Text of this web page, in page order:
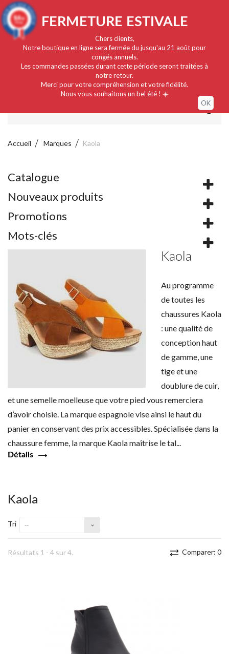
Français
FERMETURE ESTIVALE
Chers clients,
Notre boutique en ligne sera fermée du jusqu'au 21 août pour
congés annuels.
Les commandes passées durant cette période seront traitées à
notre retour.
Merci pour votre compréhension et votre fidélité.
Nous vous souhaitons un bel été ! ☀️
OK
Accueil Marques Kaola
Catalogue
Nouveaux produits
Promotions
Mots-clés
Kaola
Au programme
de toutes les
chaussures Kaola
: une qualité de
conception haut
de gamme, une
tige et une
doublure de cuir,
et une semelle moelleuse que votre pied vous remerciera
d’avoir choisie. La marque espagnole vise ainsi le haut du
panier en conservant des prix accessibles. Spécialisée dans la
chaussure femme, la marque Kaola maîtrise le tal...
Détails
Kaola
Tri --
Comparer: 0
Résultats 1 - 4 sur 4.
9.4/10